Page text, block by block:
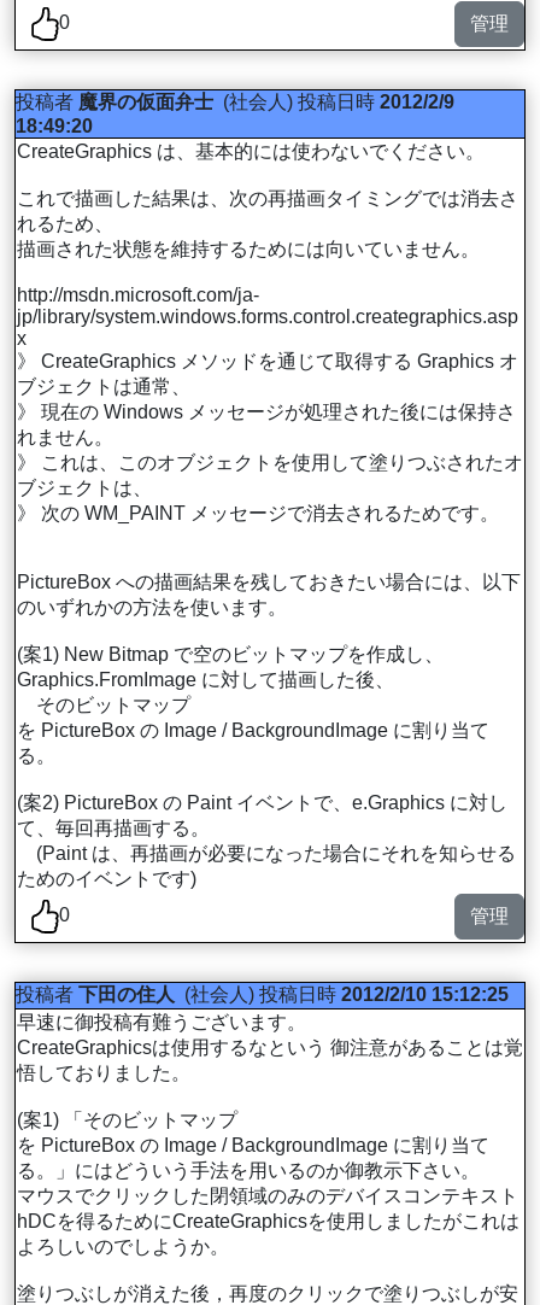
0
管理
投稿者 魔界の仮面弁士 (社会人) 投稿日時 2012/2/9
18:49:20
CreateGraphics は、基本的には使わないでください。
これで描画した結果は、次の再描画タイミングでは消去さ
れるため、
描画された状態を維持するためには向いていません。
http://msdn.microsoft.com/ja-
jp/library/system.windows.forms.control.creategraphics.asp
x
》 CreateGraphics メソッドを通じて取得する Graphics オ
ブジェクトは通常、
》 現在の Windows メッセージが処理された後には保持さ
れません。
》 これは、このオブジェクトを使用して塗りつぶされたオ
ブジェクトは、
》 次の WM_PAINT メッセージで消去されるためです。
PictureBox への描画結果を残しておきたい場合には、以下
のいずれかの方法を使います。
(案1) New Bitmap で空のビットマップを作成し、
Graphics.FromImage に対して描画した後、
そのビットマップ
を PictureBox の Image / BackgroundImage に割り当て
る。
(案2) PictureBox の Paint イベントで、e.Graphics に対し
て、毎回再描画する。
(Paint は、再描画が必要になった場合にそれを知らせる
ためのイベントです)
0
管理
投稿者 下田の住人 (社会人) 投稿日時 2012/2/10 15:12:25
早速に御投稿有難うございます。
CreateGraphicsは使用するなという 御注意があることは覚
悟しておりました。
(案1) 「そのビットマップ
を PictureBox の Image / BackgroundImage に割り当て
る。」にはどういう手法を用いるのか御教示下さい。
マウスでクリックした閉領域のみのデバイスコンテキスト
hDCを得るためにCreateGraphicsを使用しましたがこれは
よろしいのでしようか。
塗りつぶしが消えた後，再度のクリックで塗りつぶしが安